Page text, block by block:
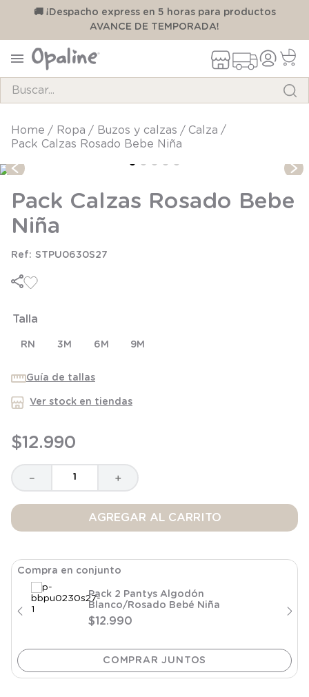
🚚 ¡Despacho express en 5 horas para productos
AVANCE DE TEMPORADA!
ropa buzos y calzas
calza
Pack Calzas Rosado Bebe Niña
Pack Calzas Rosado Bebe
Niña
STPU0630S27
Talla
RN 3M 6M 9M
Guía de tallas
Ver stock en tiendas
$12.990
＋
－
AGREGAR AL CARRITO
Compra en conjunto
Pack 2 Pantys Algodón
Blanco/Rosado Bebé Niña
$12.990
TÉRMINOS MÁS BUSCADOS
3.
zapatillas
.
body
5
manta
8.
9.
saco dormir